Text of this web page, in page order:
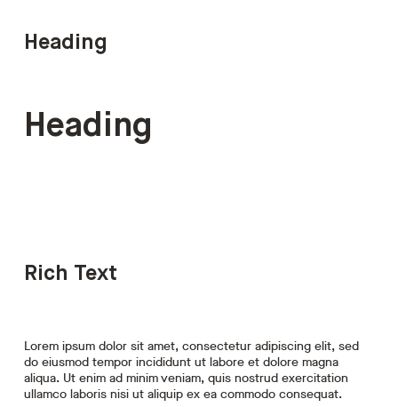
Heading
Heading
Rich Text
Lorem ipsum dolor sit amet, consectetur adipiscing elit, sed
do eiusmod tempor incididunt ut labore et dolore magna
aliqua. Ut enim ad minim veniam, quis nostrud exercitation
ullamco laboris nisi ut aliquip ex ea commodo consequat.